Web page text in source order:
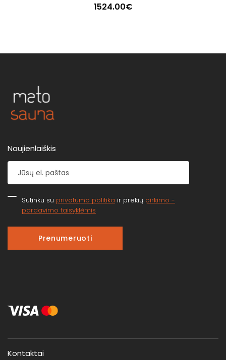
1524.00€
Kontaktai
Naujienlaiškis
Sutinku su privatumo politika ir prekių pirkimo -
pardavimo taisyklėmis
Prenumeruoti